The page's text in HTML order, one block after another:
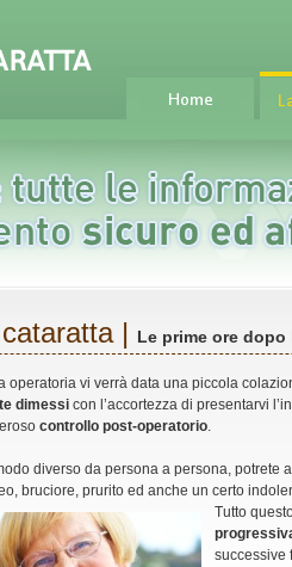
| Le prime ore
operatoria vi verrà data una piccola
dimessi con l’accortezza di presentarvi
controllo post-operatorio.
diverso da persona a persona, potrete
bruciore, prurito ed anche un certo
Tutto
successive